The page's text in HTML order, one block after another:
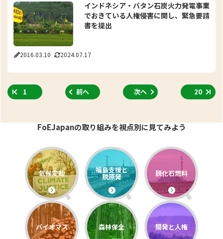
2016.03.10 2024.07.17
インドネシア・バタン石炭火力発電事業
でおきている人権侵害に関し、緊急要請
書を提出
1 前へ 次へ 20
FoEJapanの取り組みを視点別に見てみよう
気候変動 福島支援と
脱原発 脱化石燃料
バイオマス 森林保全 開発と人権